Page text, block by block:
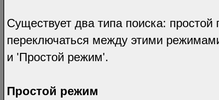
Существует два типа поиска:
переключаться между этими
и 'Простой режим'.
Простой режим